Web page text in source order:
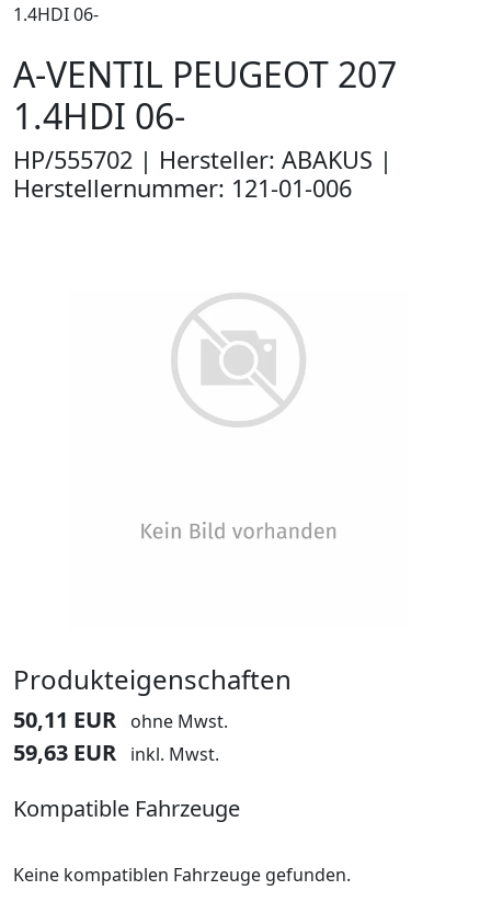
1.4HDI 06-
A-VENTIL PEUGEOT 207
1.4HDI 06-
HP/555702 | Hersteller: ABAKUS |
Herstellernummer: 121-01-006
Produkteigenschaften
50,11 EUR ohne Mwst.
59,63 EUR inkl. Mwst.
Kompatible Fahrzeuge
Keine kompatiblen Fahrzeuge gefunden.